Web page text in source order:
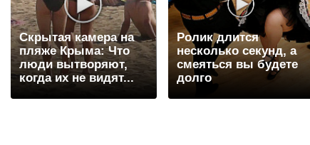
Скрытая камера на
пляже Крыма: Что
люди вытворяют,
когда их не видят...
Ролик длится
несколько секунд, а
смеяться вы будете
долго